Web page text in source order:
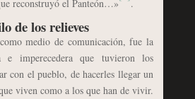
reconstruyó el Panteón…» .
de los relieves
medio de comunicación, fue la
e imperecedera que tuvieron los
con el pueblo, de hacerles llegar un
viven como a los que han de vivir.